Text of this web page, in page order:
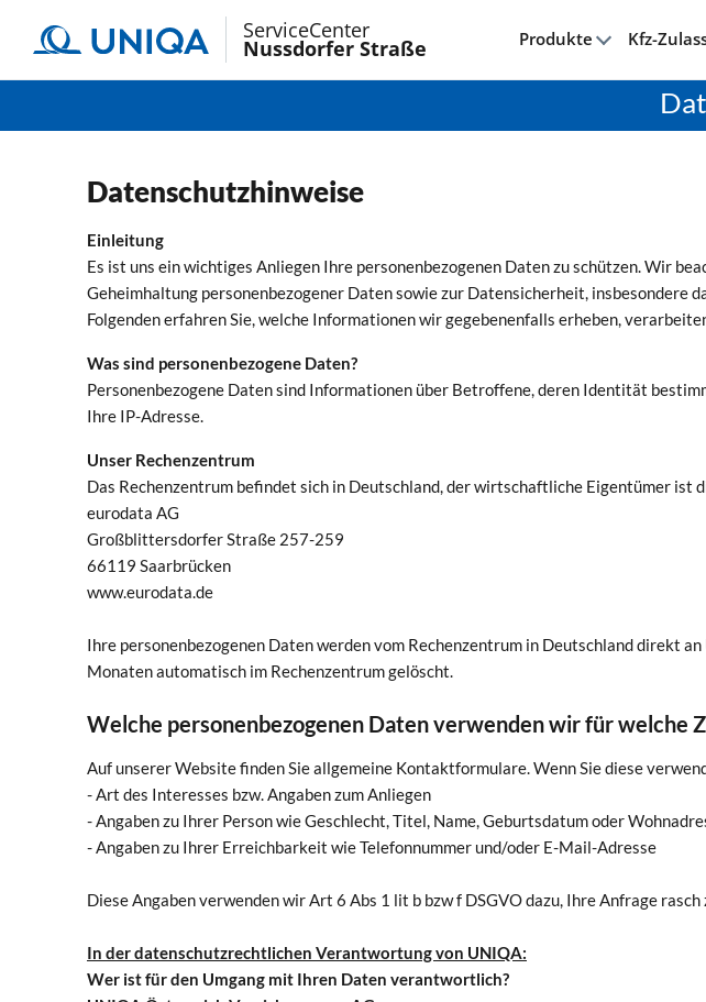
ServiceCenter
Nussdorfer Straße Produkte Kfz-
Datenschutzhinweise
Einleitung
Es ist uns ein wichtiges Anliegen Ihre personenbezogenen Daten zu schützen. Wir
Geheimhaltung personenbezogener Daten sowie zur Datensicherheit, insbesondere
Folgenden erfahren Sie, welche Informationen wir gegebenenfalls erheben,
Was sind personenbezogene Daten?
Personenbezogene Daten sind Informationen über Betroffene, deren Identität
Ihre IP-Adresse.
Unser Rechenzentrum
Das Rechenzentrum befindet sich in Deutschland, der wirtschaftliche Eigentümer ist
eurodata AG
Großblittersdorfer Straße 257-259
66119 Saarbrücken
www.eurodata.de
Ihre personenbezogenen Daten werden vom Rechenzentrum in Deutschland direkt
Monaten automatisch im Rechenzentrum gelöscht.
Welche personenbezogenen Daten verwenden wir für welche
Auf unserer Website finden Sie allgemeine Kontaktformulare. Wenn Sie diese
- Art des Interesses bzw. Angaben zum Anliegen
- Angaben zu Ihrer Person wie Geschlecht, Titel, Name, Geburtsdatum oder
- Angaben zu Ihrer Erreichbarkeit wie Telefonnummer und/oder E-Mail-Adresse
Diese Angaben verwenden wir Art 6 Abs 1 lit b bzw f DSGVO dazu, Ihre Anfrage
In der datenschutzrechtlichen Verantwortung von UNIQA:
Wer ist für den Umgang mit Ihren Daten verantwortlich?